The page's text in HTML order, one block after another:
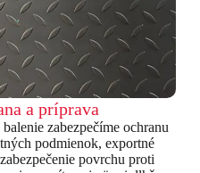
a príprava
zabezpečíme ochranu
podmienok, exportné
povrchu proti